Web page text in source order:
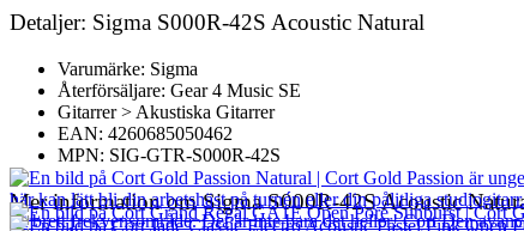
Detaljer: Sigma S000R-42S Acoustic Natural
Varumärke: Sigma
Återförsäljare: Gear 4 Music SE
Gitarrer > Akustiska Gitarrer
EAN: 4260685050462
MPN: SIG-GTR-S000R-42S
Mer information om Sigma S000R-42S Acoustic